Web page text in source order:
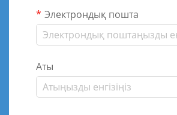
Электрондық пошта
Аты